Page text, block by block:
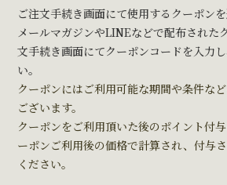
ご注文手続き画面にて使用するクーポンを
メールマガジンやLINEなどで配布された
文手続き画面にてクーポンコードを入力
い。
クーポンにはご利用可能な期間や条件な
ございます。
クーポンをご利用頂いた後のポイント付
ーポンご利用後の価格で計算され、付与
ください。